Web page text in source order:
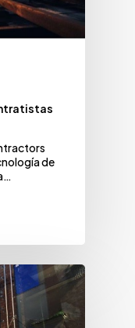
de